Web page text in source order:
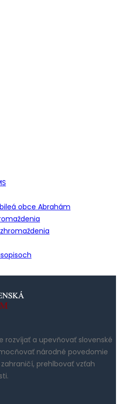
obce Abrahám
rozvíjať a upevňovať slovenské
národné povedomie
prehlbovať vzťah